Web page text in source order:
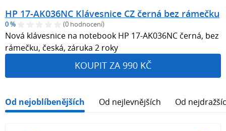
HP 17-AK036NC Klávesnice CZ černá bez rámečku
0 % (0 hodnocení)
Nová klávesnice na notebook HP 17-AK036NC černá, bez
rámečku, česká, záruka 2 roky
KOUPIT ZA 990 KČ
Od nejoblíbenějších Od nejlevnějších Od